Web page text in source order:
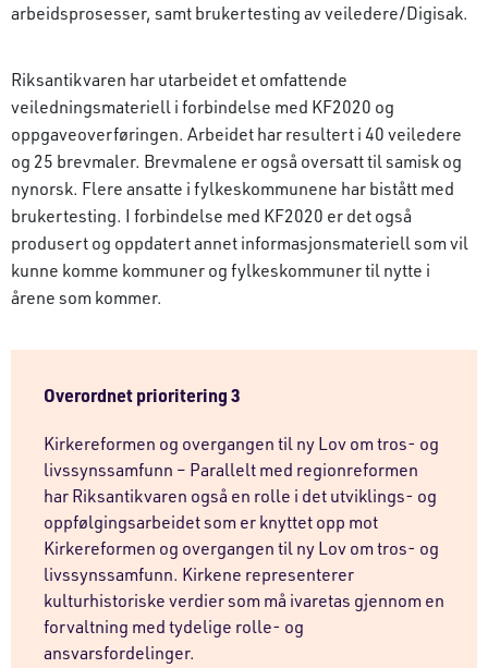
arbeidsprosesser, samt brukertesting av veiledere/Digisak.
Riksantikvaren har utarbeidet et omfattende
veiledningsmateriell i forbindelse med KF2020 og
oppgaveoverføringen. Arbeidet har resultert i 40 veiledere
og 25 brevmaler. Brevmalene er også oversatt til samisk og
nynorsk. Flere ansatte i fylkeskommunene har bistått med
brukertesting. I forbindelse med KF2020 er det også
produsert og oppdatert annet informasjonsmateriell som vil
kunne komme kommuner og fylkeskommuner til nytte i
årene som kommer.
Overordnet prioritering 3
Kirkereformen og overgangen til ny Lov om tros- og
livssynssamfunn – Parallelt med regionreformen
har Riksantikvaren også en rolle i det utviklings- og
oppfølgingsarbeidet som er knyttet opp mot
Kirkereformen og overgangen til ny Lov om tros- og
livssynssamfunn. Kirkene representerer
kulturhistoriske verdier som må ivaretas gjennom en
forvaltning med tydelige rolle- og
ansvarsfordelinger.